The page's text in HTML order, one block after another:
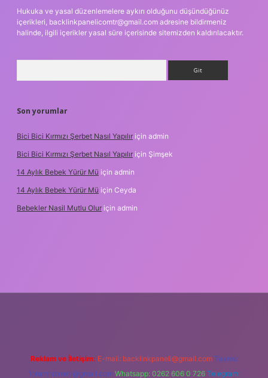
Hukuka ve yasal düzenlemelere aykırı olduğunu düşündüğünüz
içerikleri, backlinkpanelicomtr@gmail.com adresine bildirmeniz
halinde, ilgili içerikler yasal süre içerisinde sitemizden kaldırılacaktır.
Son yorumlar
Bici Bici Kırmızı Şerbet Nasıl Yapılır için admin
Bici Bici Kırmızı Şerbet Nasıl Yapılır için Şimşek
14 Aylık Bebek Yürür Mü için admin
14 Aylık Bebek Yürür Mü için Ceyda
Bebekler Nasil Mutlu Olur için admin
Reklam ve İletişim: E-mail: backlinkpaneli@gmail.com Teams:
forumhizmeti@gmail.com Whatsapp: 0262 606 0 726 Telegram: